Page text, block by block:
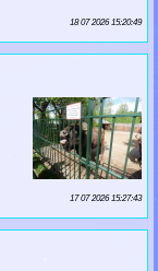
18 07 2026 15:20:49
17 07 2026 15:27:43